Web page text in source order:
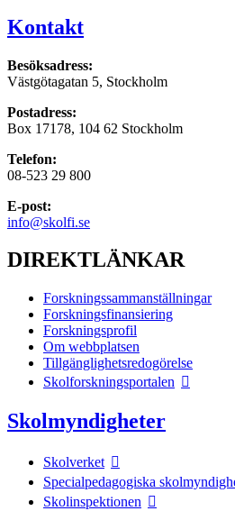
Kontakt
Besöksadress:
Västgötagatan 5, Stockholm
Postadress:
Box 17178, 104 62 Stockholm
Telefon:
08-523 29 800
E-post:
info@skolfi.se
DIREKTLÄNKAR
Forskningssammanställningar
Forskningsfinansiering
Forskningsprofil
Om webbplatsen
Tillgänglighetsredogörelse
Skolforskningsportalen
Skolmyndigheter
Skolverket
Specialpedagogiska
Skolinspektionen